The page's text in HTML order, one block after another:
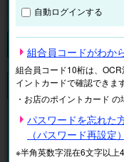
申し訳ございません。 現
マイページ 注文履歴
抽選結果
請求内容
自動ログインする
組合員コードがわか
組合員コード10桁は、
イントカードで確認できます
・お店のポイントカード
パスワードを忘れた
（パスワード再設定）
※半角英数字混在6文字以上